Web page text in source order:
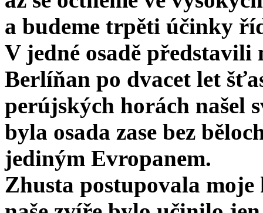
a budeme trpěti účinky
V jedné osadě
Berlíňan po dvacet let
perújských horách našel
byla osada zase bez
jediným Evropanem.
Zhusta postupovala